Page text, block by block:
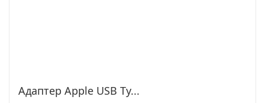
Просмотреть
Адаптер Apple USB Ty...